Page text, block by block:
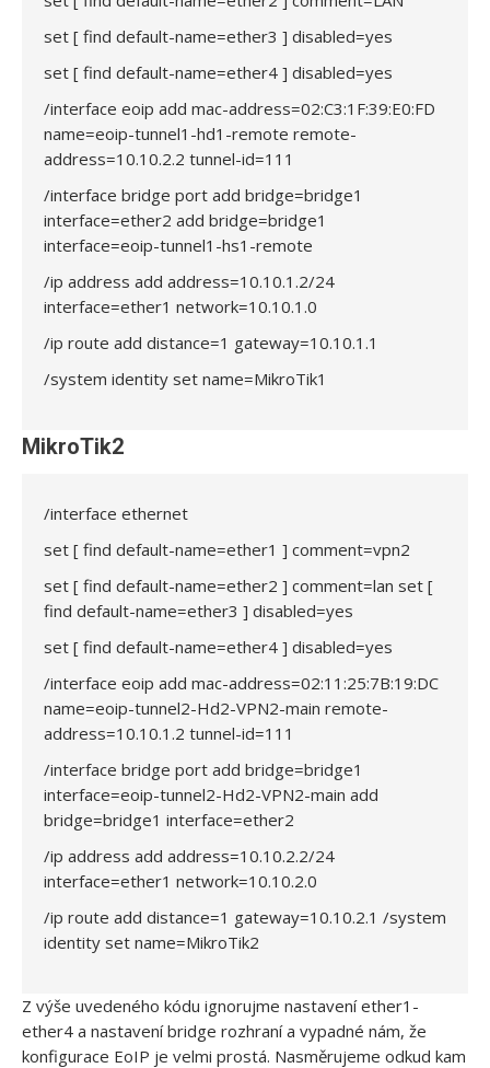
set [ find default-name=ether3 ] disabled=yes
set [ find default-name=ether4 ] disabled=yes
/interface eoip add mac-address=02:C3:1F:39:E0:FD
name=eoip-tunnel1-hd1-remote remote-
address=10.10.2.2 tunnel-id=111
/interface bridge port add bridge=bridge1
interface=ether2 add bridge=bridge1
interface=eoip-tunnel1-hs1-remote
/ip address add address=10.10.1.2/24
interface=ether1 network=10.10.1.0
/ip route add distance=1 gateway=10.10.1.1
/system identity set name=MikroTik1
MikroTik2
/interface ethernet
set [ find default-name=ether1 ] comment=vpn2
set [ find default-name=ether2 ] comment=lan set [
find default-name=ether3 ] disabled=yes
set [ find default-name=ether4 ] disabled=yes
/interface eoip add mac-address=02:11:25:7B:19:DC
name=eoip-tunnel2-Hd2-VPN2-main remote-
address=10.10.1.2 tunnel-id=111
/interface bridge port add bridge=bridge1
interface=eoip-tunnel2-Hd2-VPN2-main add
bridge=bridge1 interface=ether2
/ip address add address=10.10.2.2/24
interface=ether1 network=10.10.2.0
/ip route add distance=1 gateway=10.10.2.1 /system
identity set name=MikroTik2
Z výše uvedeného kódu ignorujme nastavení ether1-
ether4 a nastavení bridge rozhraní a vypadné nám, že
konfigurace EoIP je velmi prostá. Nasměrujeme odkud kam